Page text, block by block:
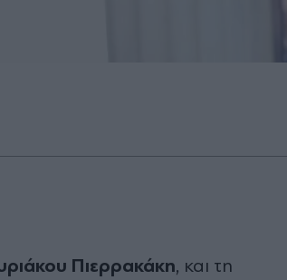
Πιερρακάκη, και τη